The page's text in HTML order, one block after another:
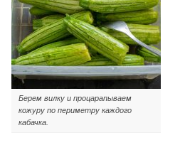
Берем вилку и процарапываем
кожуру по периметру каждого
кабачка.